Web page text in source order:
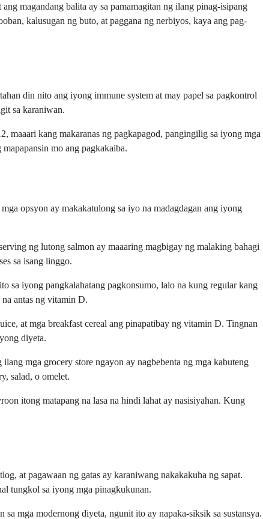
magandang balita ay sa pamamagitan ng ilang pinag-isipang
kalusugan ng buto, at paggana ng nerbiyos, kaya ang pag-
din nito ang iyong immune system at may papel sa pagkontrol
sa karaniwan.
maaari kang makaranas ng pagkapagod, pangingilig sa iyong mga
mo ang pagkakaiba.
opsyon ay makakatulong sa iyo na madagdagan ang iyong
ng lutong salmon ay maaaring magbigay ng malaking bahagi
sa isang linggo.
sa iyong pangkalahatang pagkonsumo, lalo na kung regular kang
antas ng vitamin D.
at mga breakfast cereal ang pinapatibay ng vitamin D. Tingnan
diyeta.
mga grocery store ngayon ay nagbebenta ng mga kabuteng
salad, o omelet.
itong matapang na lasa na hindi lahat ay nasisiyahan. Kung
at pagawaan ng gatas ay karaniwang nakakakuha ng sapat.
tungkol sa iyong mga pinagkukunan.
mga modernong diyeta, ngunit ito ay napaka-siksik sa sustansya.